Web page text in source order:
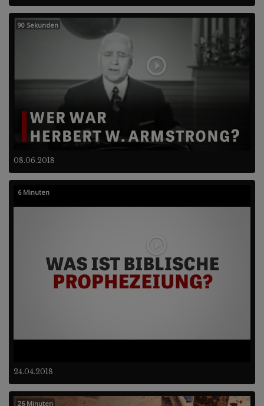
08.06.2018
90 Sekunden
24.04.2018
6 Minuten
26 Minuten